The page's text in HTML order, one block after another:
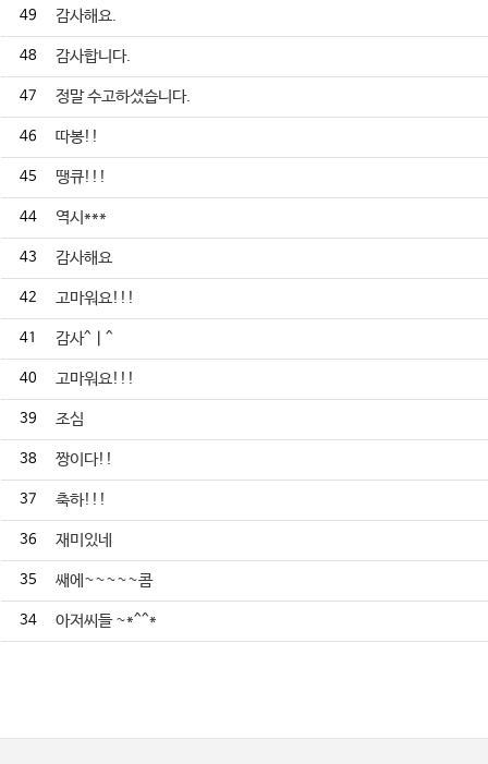
49 감사해요.
48 감사합니다.
47 정말 수고하셨습니다.
46 따봉!!
45 땡큐!!!
44 역시***
43 감사해요
42 고마워요!!!
41 감사^ㅣ^
40 고마워요!!!
39 조심
38 짱이다!!
37 축하!!!
36 재미있네
35 쌔에~~~~~콤
34 아저씨들 ~*^^*